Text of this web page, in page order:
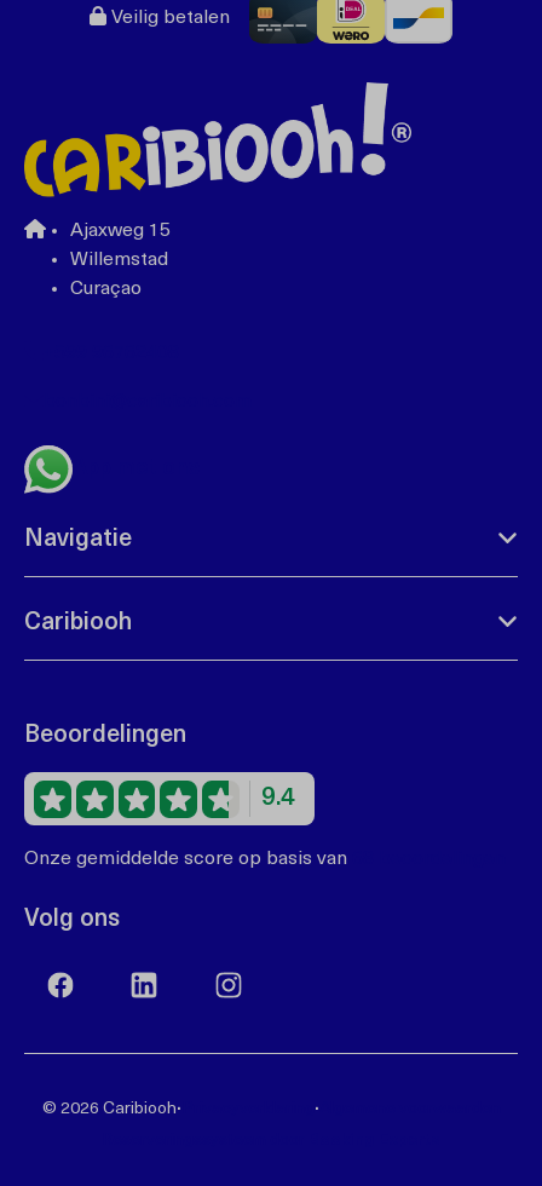
Veilig betalen
Ajaxweg 15
Willemstad
Curaçao
Navigatie
Caribiooh
Beoordelingen
9.4
Onze gemiddelde score op basis van
Volg ons
© 2026 Caribiooh· ·